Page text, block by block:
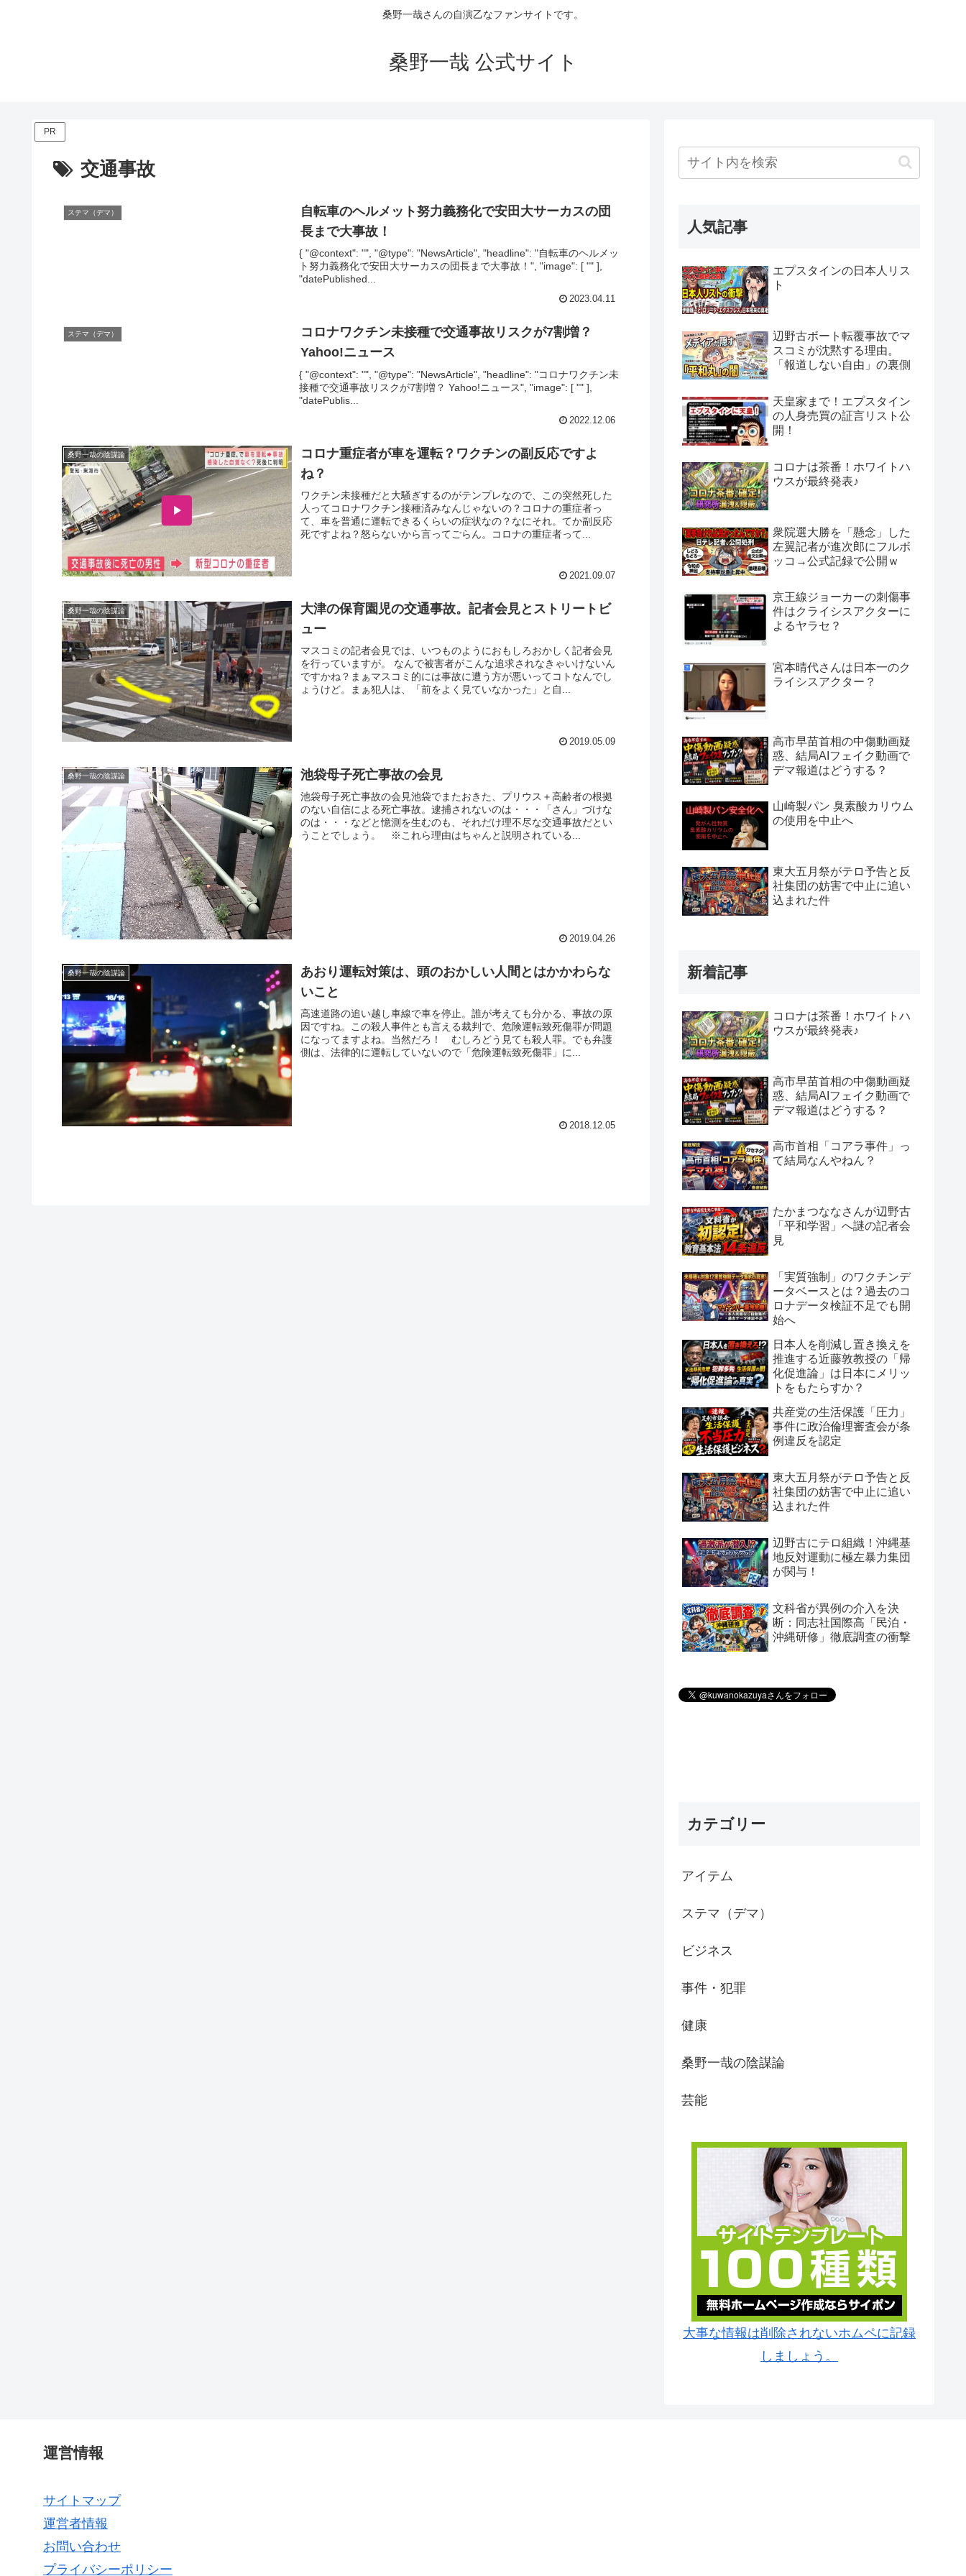
桑野一哉さんの自演乙なファンサイトです。
桑野一哉 公式サイト
PR
交通事故
ステマ（デマ）
自転車のヘルメット努力義務化で安田大サーカスの団
長まで大事故！
{ "@context": "", "@type": "NewsArticle", "headline": "自転車のヘルメッ
ト努力義務化で安田大サーカスの団長まで大事故！", "image": [ "" ],
"datePublished...
2023.04.11
ステマ（デマ）
コロナワクチン未接種で交通事故リスクが7割増？
Yahoo!ニュース
{ "@context": "", "@type": "NewsArticle", "headline": "コロナワクチン未
接種で交通事故リスクが7割増？ Yahoo!ニュース", "image": [ "" ],
"datePublis...
2022.12.06
桑野一哉の陰謀論
コロナ重症者が車を運転？ワクチンの副反応ですよ
ね？
ワクチン未接種だと大騒ぎするのがテンプレなので、この突然死した
人ってコロナワクチン接種済みなんじゃないの？コロナの重症者っ
て、車を普通に運転できるくらいの症状なの？なにそれ。てか副反応
死ですよね？怒らないから言ってごらん。コロナの重症者って...
2021.09.07
桑野一哉の陰謀論
大津の保育園児の交通事故。記者会見とストリートビ
ュー
マスコミの記者会見では、いつものようにおもしろおかしく記者会見
を行っていますが。 なんで被害者がこんな追求されなきゃいけないん
ですかね？まぁマスコミ的には事故に遭う方が悪いってコトなんでし
ょうけど。まぁ犯人は、「前をよく見ていなかった」と自...
2019.05.09
桑野一哉の陰謀論 池袋母子死亡事故の会見
池袋母子死亡事故の会見池袋でまたおきた、プリウス＋高齢者の根拠
のない自信による死亡事故。逮捕されないのは・・・「さん」づけな
のは・・・などと憶測を生むのも、それだけ理不尽な交通事故だとい
うことでしょう。 ※これら理由はちゃんと説明されている...
2019.04.26
桑野一哉の陰謀論
あおり運転対策は、頭のおかしい人間とはかかわらな
いこと
高速道路の追い越し車線で車を停止。誰が考えても分かる、事故の原
因ですね。この殺人事件とも言える裁判で、危険運転致死傷罪が問題
になってますよね。当然だろ！ むしろどう見ても殺人罪。でも弁護
側は、法律的に運転していないので「危険運転致死傷罪」に...
2018.12.05
人気記事
エプスタインの日本人リス
ト
辺野古ボート転覆事故でマ
スコミが沈黙する理由。
「報道しない自由」の裏側
天皇家まで！エプスタイン
の人身売買の証言リスト公
開！
コロナは茶番！ホワイトハ
ウスが最終発表♪
衆院選大勝を「懸念」した
左翼記者が進次郎にフルボ
ッコ→公式記録で公開ｗ
京王線ジョーカーの刺傷事
件はクライシスアクターに
よるヤラセ？
宮本晴代さんは日本一のク
ライシスアクター？
高市早苗首相の中傷動画疑
惑、結局AIフェイク動画で
デマ報道はどうする？
山崎製パン 臭素酸カリウム
の使用を中止へ
東大五月祭がテロ予告と反
社集団の妨害で中止に追い
込まれた件
新着記事
コロナは茶番！ホワイトハ
ウスが最終発表♪
高市早苗首相の中傷動画疑
惑、結局AIフェイク動画で
デマ報道はどうする？
高市首相「コアラ事件」っ
て結局なんやねん？
たかまつななさんが辺野古
「平和学習」へ謎の記者会
見
「実質強制」のワクチンデ
ータベースとは？過去のコ
ロナデータ検証不足でも開
始へ
日本人を削減し置き換えを
推進する近藤敦教授の「帰
化促進論」は日本にメリッ
トをもたらすか？
共産党の生活保護「圧力」
事件に政治倫理審査会が条
例違反を認定
東大五月祭がテロ予告と反
社集団の妨害で中止に追い
込まれた件
辺野古にテロ組織！沖縄基
地反対運動に極左暴力集団
が関与！
文科省が異例の介入を決
断：同志社国際高「民泊・
沖縄研修」徹底調査の衝撃
カテゴリー
アイテム
ステマ（デマ）
ビジネス
事件・犯罪
健康
桑野一哉の陰謀論
芸能
大事な情報は削除されないホムペに記録
しましょう。
運営情報
サイトマップ
運営者情報
お問い合わせ
プライバシーポリシー